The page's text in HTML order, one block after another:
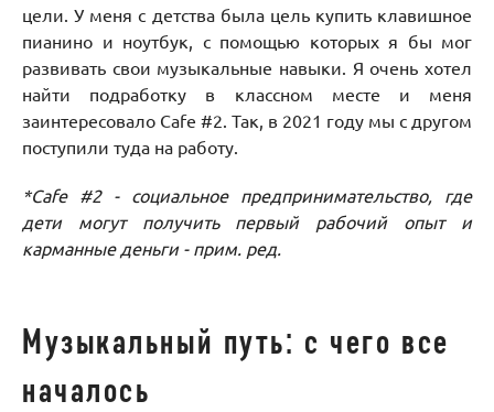
цели. У меня с детства была цель купить клавишное
пианино и ноутбук, с помощью которых я бы мог
развивать свои музыкальные навыки. Я очень хотел
найти подработку в классном месте и меня
заинтересовало Cafe #2. Так, в 2021 году мы с другом
поступили туда на работу.
*Cafe #2 - социальное предпринимательство, где
дети могут получить первый рабочий опыт и
карманные деньги - прим. ред.
Музыкальный путь: с чего все
началось